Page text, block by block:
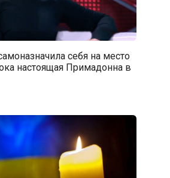
себя на место
настоящая Примадонна в